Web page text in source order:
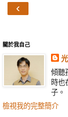
‹
關於我自己
傾聽
時也
子。
檢視我的完整簡介